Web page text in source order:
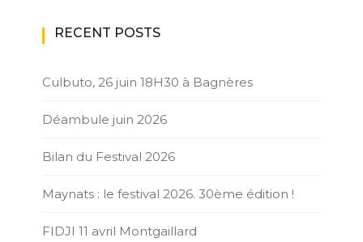
RECENT POSTS
Culbuto, 26 juin 18H30 à Bagnères
Déambule juin 2026
Bilan du Festival 2026
Maynats : le festival 2026. 30ème édition !
FIDJI 11 avril Montgaillard